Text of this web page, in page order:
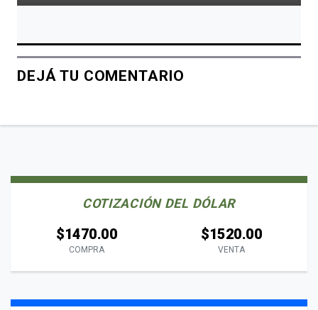
DEJÁ TU COMENTARIO
COTIZACIÓN DEL DÓLAR
$1470.00
COMPRA
$1520.00
VENTA